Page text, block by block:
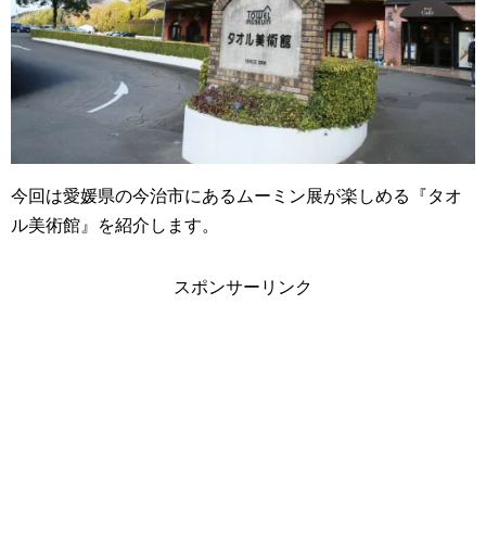
今回は愛媛県の今治市にあるムーミン展が楽しめる『タオ
ル美術館』を紹介します。
スポンサーリンク